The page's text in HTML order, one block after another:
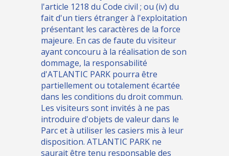
l'article 1218 du Code civil ; ou (iv) du
fait d'un tiers étranger à l'exploitation
présentant les caractères de la force
majeure. En cas de faute du visiteur
ayant concouru à la réalisation de son
dommage, la responsabilité
d'ATLANTIC PARK pourra être
partiellement ou totalement écartée
dans les conditions du droit commun.
Les visiteurs sont invités à ne pas
introduire d'objets de valeur dans le
Parc et à utiliser les casiers mis à leur
disposition. ATLANTIC PARK ne
saurait être tenu responsable des